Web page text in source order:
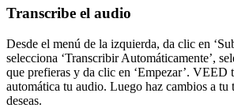
Transcribe el audio
Desde el menú de la izquierda, da clic en
selecciona ‘Transcribir Automáticamente’,
que prefieras y da clic en ‘Empezar’. VEED
automática tu audio. Luego haz cambios a tu
deseas.